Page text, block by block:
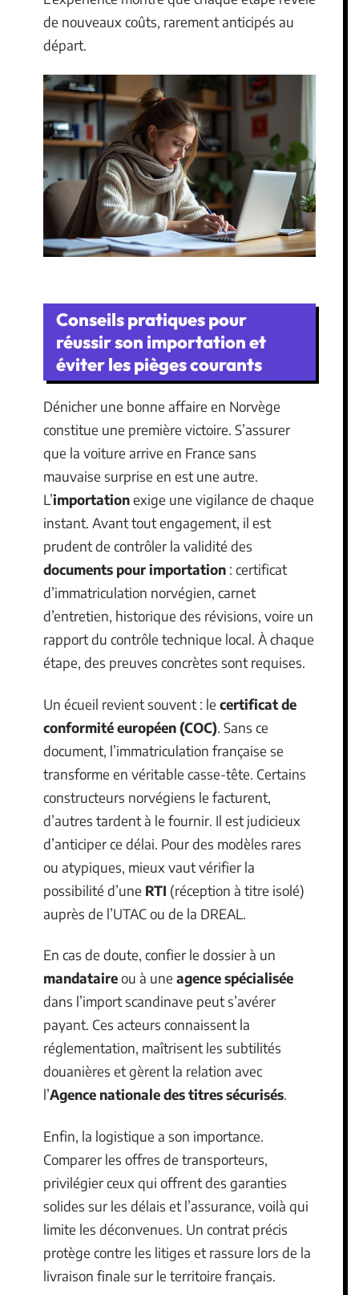
de nouveaux coûts, rarement anticipés au
départ.
Conseils pratiques pour
réussir son importation et
éviter les pièges courants
Dénicher une bonne affaire en Norvège
constitue une première victoire. S’assurer
que la voiture arrive en France sans
mauvaise surprise en est une autre.
L’importationexige une vigilance de chaque
instant. Avant tout engagement, il est
prudent de contrôler la validité des
documents pour importation : certificat
d’immatriculation norvégien, carnet
d’entretien, historique des révisions, voire un
rapport du contrôle technique local. À chaque
étape, des preuves concrètes sont requises.
Un écueil revient souvent : le certificat de
conformité européen (COC). Sans ce
document, l’immatriculation française se
transforme en véritable casse-tête. Certains
constructeurs norvégiens le facturent,
d’autres tardent à le fournir. Il est judicieux
d’anticiper ce délai. Pour des modèles rares
ou atypiques, mieux vaut vérifier la
possibilité d’une RTI (réception à titre isolé)
auprès de l’UTAC ou de la DREAL.
En cas de doute, confier le dossier à un
mandataireou à une agence spécialisée
dans l’import scandinave peut s’avérer
payant. Ces acteurs connaissent la
réglementation, maîtrisent les subtilités
douanières et gèrent la relation avec
l’Agence nationale des titres sécurisés.
Enfin, la logistique a son importance.
Comparer les offres de transporteurs,
privilégier ceux qui offrent des garanties
solides sur les délais et l’assurance, voilà qui
limite les déconvenues. Un contrat précis
protège contre les litiges et rassure lors de la
livraison finale sur le territoire français.